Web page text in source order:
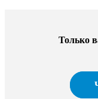
Только